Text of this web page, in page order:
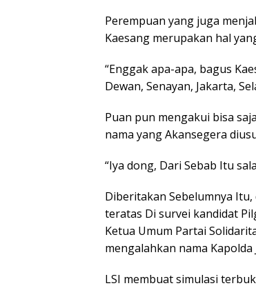
Perempuan yang juga
Kaesang merupakan hal
“Enggak apa-apa, bagus
Dewan, Senayan, Jakarta,
Puan pun mengakui bisa
nama yang Akansegera
“Iya dong, Dari Sebab Itu
Diberitakan Sebelumnya
teratas Di survei kandidat
Ketua Umum Partai
mengalahkan nama
LSI membuat simulasi